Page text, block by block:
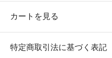
カートを見る
特定商取引法に基づく表記